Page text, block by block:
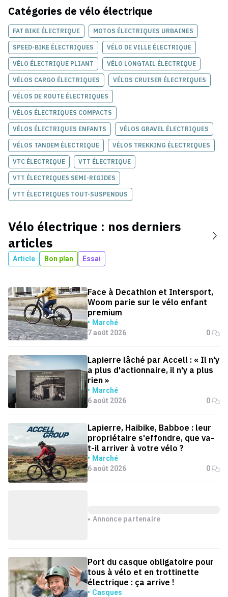
Catégories de vélo électrique
FAT BIKE ÉLECTRIQUE MOTOS ÉLECTRIQUES URBAINES
SPEED-BIKE ÉLECTRIQUES VÉLO DE VILLE ÉLECTRIQUE
VÉLO ÉLECTRIQUE PLIANT VÉLO LONGTAIL ÉLECTRIQUE
VÉLOS CARGO ÉLECTRIQUES VÉLOS CRUISER ÉLECTRIQUES
VÉLOS DE ROUTE ÉLECTRIQUES
VÉLOS ÉLECTRIQUES COMPACTS
VÉLOS ÉLECTRIQUES ENFANTS VÉLOS GRAVEL ÉLECTRIQUES
VÉLOS TANDEM ÉLECTRIQUE VÉLOS TREKKING ÉLECTRIQUES
VTC ÉLECTRIQUE VTT ÉLECTRIQUE
VTT ÉLECTRIQUES SEMI-RIGIDES
VTT ÉLECTRIQUES TOUT-SUSPENDUS
Vélo électrique : nos derniers
articles
Article Bon plan Essai
Face à Decathlon et Intersport,
Woom parie sur le vélo enfant
premium
Marché
7 août 2026
0
Lapierre lâché par Accell : « Il n'y
a plus d'actionnaire, il n'y a plus
rien »
Marché
6 août 2026
0
Lapierre, Haibike, Babboe : leur
propriétaire s'effondre, que va-
t-il arriver à votre vélo ?
Marché
6 août 2026
0
Annonce partenaire
Port du casque obligatoire pour
tous à vélo et en trottinette
électrique : ça arrive !
Casques